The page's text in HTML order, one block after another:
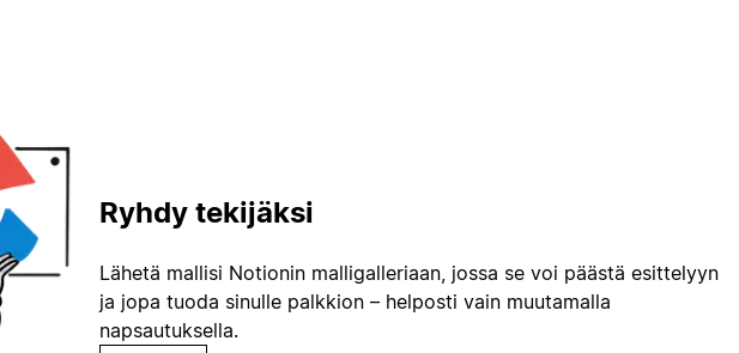
Ryhdy tekijäksi
Lähetä mallisi Notionin malligalleriaan, jossa se voi päästä esittelyyn
ja jopa tuoda sinulle palkkion – helposti vain muutamalla
napsautuksella.